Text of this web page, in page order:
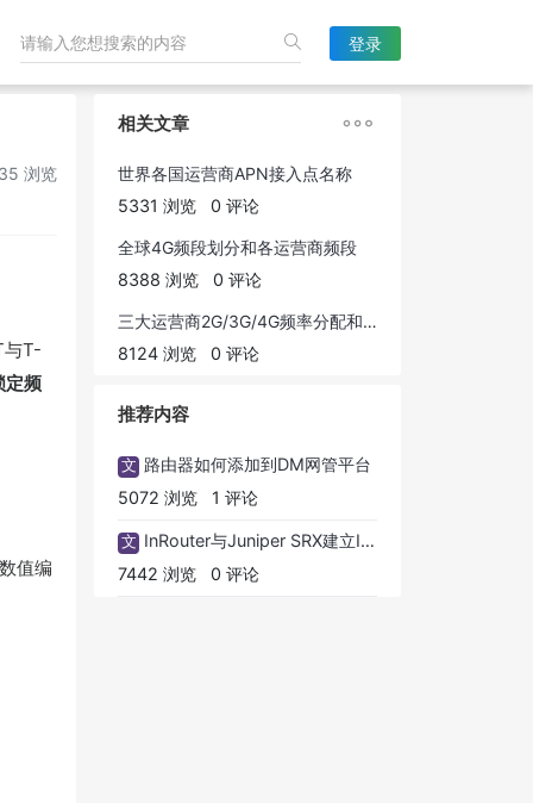
登录
浏览
与T-
定频
值编
相关文章 
世界各国运营商APN接入点名称
5331 浏览
0 评论
全球4G频段划分和各运营商频段
8388 浏览
0 评论
三大运营商2G/3G/4G频率分配和网络制式
8124 浏览
0 评论
推荐内容
文 路由器如何添加到DM网管平台
5072 浏览
1 评论
文 InRouter与Juniper SRX建立IPSec隧道配置案例
7442 浏览
0 评论